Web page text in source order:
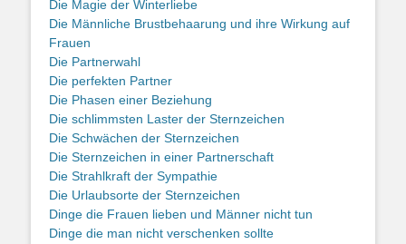
Die Magie der Winterliebe
Die Männliche Brustbehaarung und ihre Wirkung auf
Frauen
Die Partnerwahl
Die perfekten Partner
Die Phasen einer Beziehung
Die schlimmsten Laster der Sternzeichen
Die Schwächen der Sternzeichen
Die Sternzeichen in einer Partnerschaft
Die Strahlkraft der Sympathie
Die Urlaubsorte der Sternzeichen
Dinge die Frauen lieben und Männer nicht tun
Dinge die man nicht verschenken sollte